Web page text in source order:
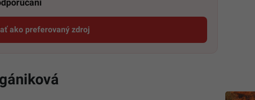
ako preferovaný zdroj
Startitup, odkaz sa otvorí v novom okne